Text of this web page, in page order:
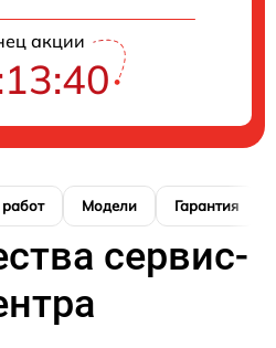
акции
Модели Гарантия
сервис-